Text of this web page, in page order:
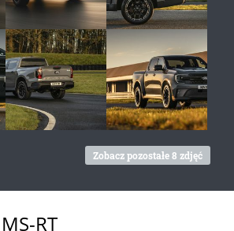
Zobacz pozostałe 8 zdjęć
RT